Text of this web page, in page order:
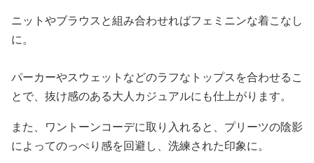
ニットやブラウスと組み合わせればフェミニンな着こなし
に。
パーカーやスウェットなどのラフなトップスを合わせるこ
とで、抜け感のある大人カジュアルにも仕上がります。
また、ワントーンコーデに取り入れると、プリーツの陰影
によってのっぺり感を回避し、洗練された印象に。